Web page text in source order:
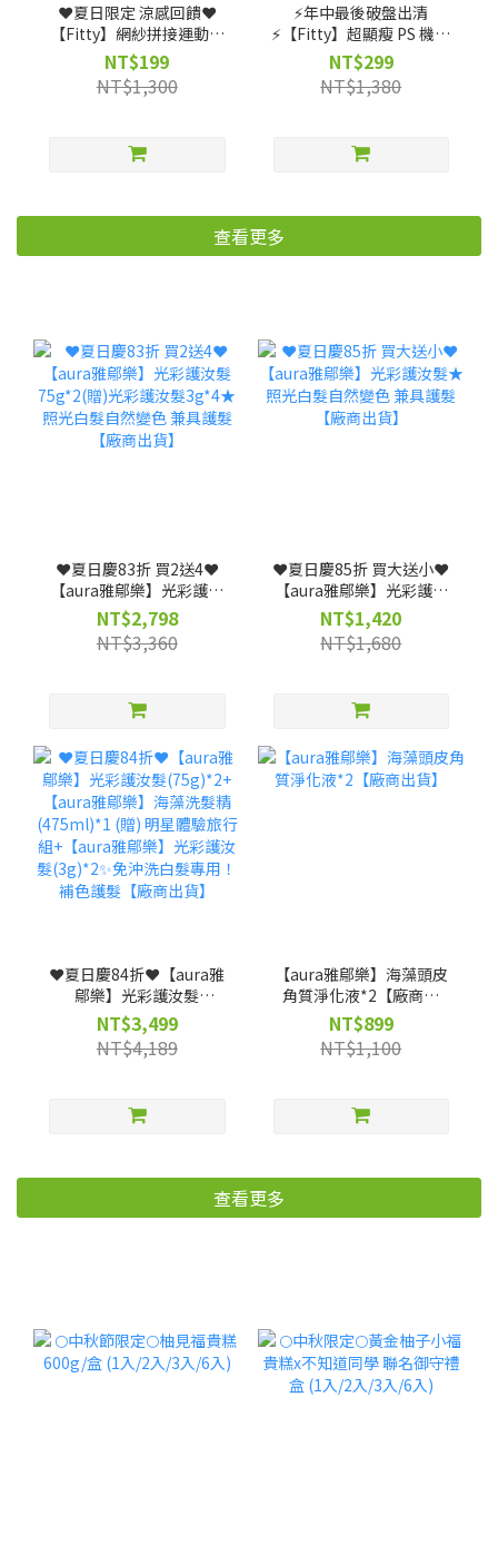
❤️夏日限定 涼感回饋❤️
【Fitty】網紗拼接運動上
衣(黑色)（剩 XS, S, M 號）
NT$199
NT$1,300
⚡️年中最後破盤出清
⚡️【Fitty】超顯瘦 PS 機能
運動褲（剩 輕暖灰XL 號）
NT$299
NT$1,380
查看更多
❤️夏日慶83折 買2送4❤️
【aura雅鄔樂】光彩護汝
髮75g*2(贈)光彩護汝髮
3g*4★照光白髮自然變色
兼具護髮【廠商出貨】
NT$2,798
NT$3,360
❤️夏日慶85折 買大送小❤️
【aura雅鄔樂】光彩護汝
髮★照光白髮自然變色 兼
具護髮【廠商出貨】
NT$1,420
NT$1,680
❤️夏日慶84折❤️【aura雅
鄔樂】光彩護汝髮
(75g)*2+【aura雅鄔樂】
海藻洗髮精 (475ml)*1
(贈) 明星體驗旅行組+
用！補色護髮【廠商出
NT$3,499
NT$4,189
【aura雅鄔樂】海藻頭皮
角質淨化液*2【廠商出
貨】
NT$899
NT$1,100
查看更多